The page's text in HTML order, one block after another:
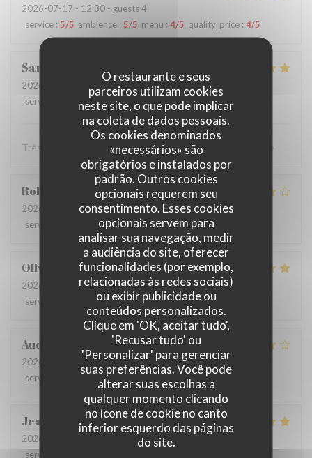
O restaurante e seus
parceiros utilizam cookies
neste site, o que pode implicar
na coleta de dados pessoais.
Os cookies denominados
«necessários» são
obrigatórios e instalados por
padrão. Outros cookies
opcionais requerem seu
consentimento. Esses cookies
opcionais servem para
analisar sua navegação, medir
a audiência do site, oferecer
funcionalidades (por exemplo,
relacionadas às redes sociais)
ou exibir publicidade ou
conteúdos personalizados.
Clique em 'OK, aceitar tudo',
'Recusar tudo' ou
'Personalizar' para gerenciar
suas preferências. Você pode
alterar suas escolhas a
qualquer momento clicando
no ícone de cookie no canto
inferior esquerdo das páginas
do site.
2026-07-17 - 12:30 - guests 4
service : 5/5 ambience : 5/5 menu : 4/5 quality_price : 4/5
Sarah
2026-07-11
- 20:45 - guests 2
service
ambience: /5 quality_price
Très bon restaurant Le service impeccable je recommande
Robin
2026-07-09
- 12:30 - guests 3
service
ambience:4/5 menu:4/5 quality_price
Olivia
2026-06-26
- 12:30 - guests 9
service
ambience: 5/5 menu:5/5 quality_price
Audrey
2026-06-22
- 19:30 - guests 6
service
ambience quality_price
Jean-ClaudeM
2026-06-25
- 12:30 - guests 2
service